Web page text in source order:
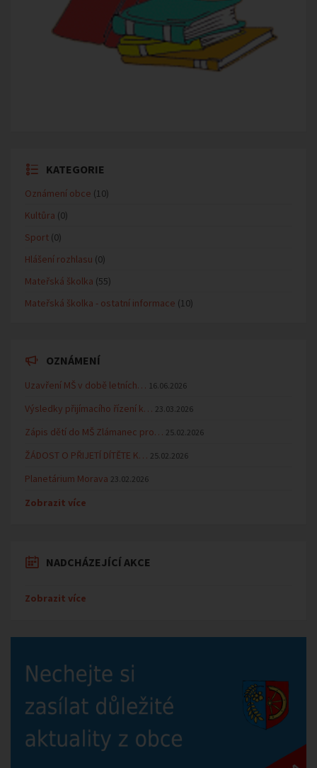
KATEGORIE
Oznámení obce (10)
Kultůra (0)
Sport (0)
Hlášení rozhlasu (0)
Mateřská školka (55)
Mateřská školka - ostatní informace (10)
OZNÁMENÍ
Uzavření MŠ v době letních… 16.06.2026
Výsledky přijímacího řízení k… 23.03.2026
Zápis dětí do MŠ Zlámanec pro… 25.02.2026
ŽÁDOST O PŘIJETÍ DÍTĚTE K… 25.02.2026
Planetárium Morava 23.02.2026
Zobrazit více
NADCHÁZEJÍCÍ AKCE
Zobrazit více